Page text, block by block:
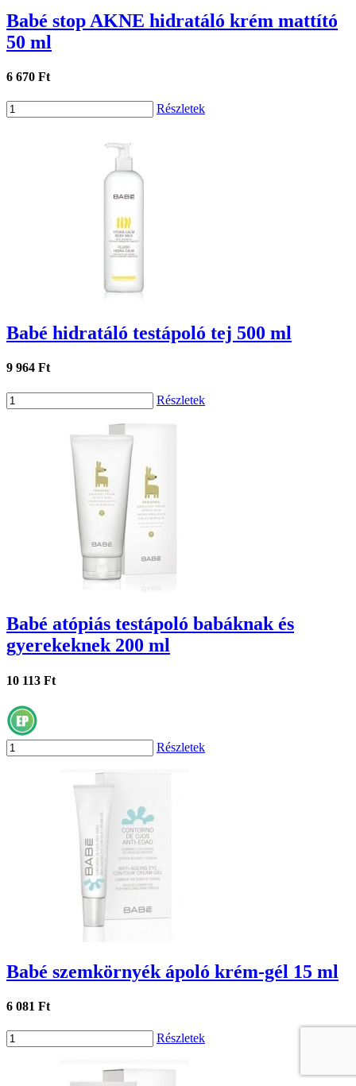
Babé stop AKNE hidratáló krém mattító
50 ml
6 670 Ft
Részletek
Babé hidratáló testápoló tej 500 ml
9 964 Ft
Részletek
Babé atópiás testápoló babáknak és
gyerekeknek 200 ml
10 113 Ft
Részletek
Babé szemkörnyék ápoló krém-gél 15 ml
6 081 Ft
Részletek